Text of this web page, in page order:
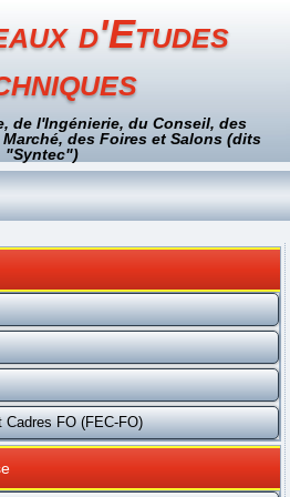
d'Etudes
de l'Ingénierie, du Conseil, des
des Foires et Salons (dits
"Syntec")
FO (FEC-FO)